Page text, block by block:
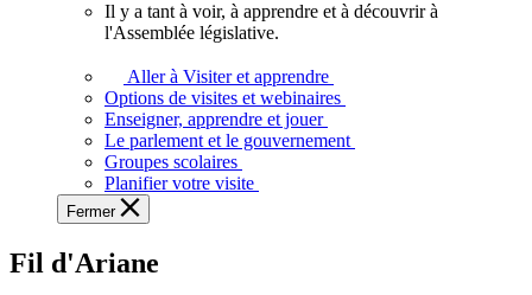
voir,
apprendre
et
à
à
Il y a tant à voir, à apprendre et à découvrir à
l'Assemblée législative.
Aller à Visiter et apprendre
Options de visites et webinaires
Enseigner, apprendre et jouer
Le parlement et le gouvernement
Groupes scolaires
Planifier votre visite
Fermer
Fil d'Ariane